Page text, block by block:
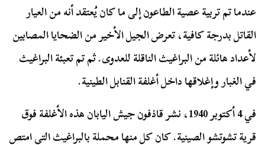
عندما تم تربية عصية الطاعون إلى ما كان يُعتقد أنه من العيار
القاتل بدرجة كافية، تعرض الجيل الأخير من الضحايا المصابين
لأعداد هائلة من البراغيث الناقلة للعدوى. ثم تم تعبئة البراغيث
في الغبار وإغلاقها داخل أغلفة القنابل الطينية.
في 4 أكتوبر 1940، نشر قاذفون جيش اليابان هذه الأغلفة فوق
قرية تشوتشو الصينية. كان كل منها محملة بالبراغيث التي امتص